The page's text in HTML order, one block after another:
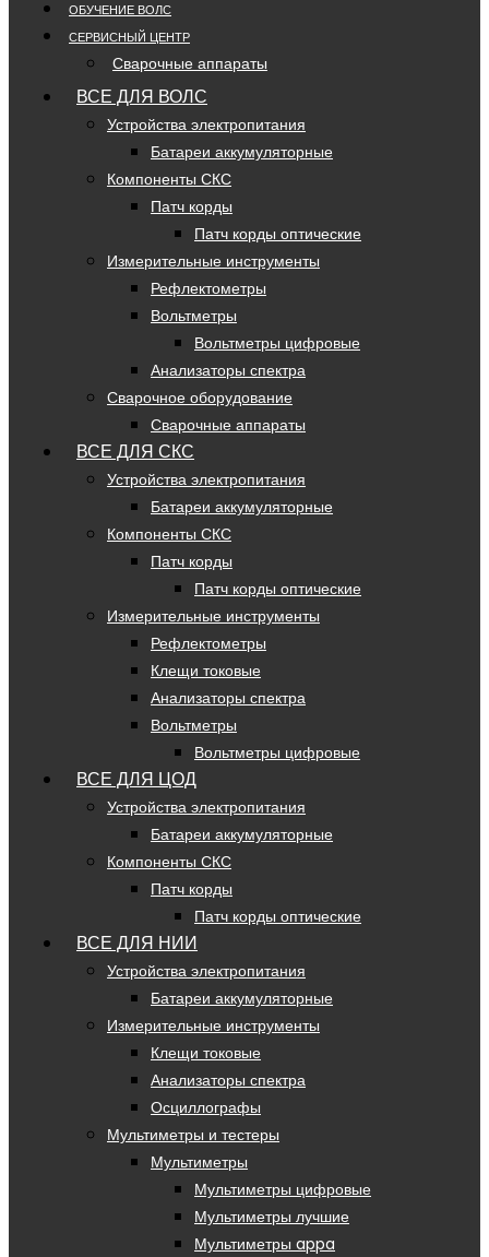
ОБУЧЕНИЕ ВОЛС
СЕРВИСНЫЙ ЦЕНТР
Сварочные аппараты
ВСЕ ДЛЯ ВОЛС
Устройства электропитания
Батареи аккумуляторные
Компоненты СКС
Патч корды
Патч корды оптические
Измерительные инструменты
Рефлектометры
Вольтметры
Вольтметры цифровые
Анализаторы спектра
Сварочное оборудование
Сварочные аппараты
ВСЕ ДЛЯ СКС
Устройства электропитания
Батареи аккумуляторные
Компоненты СКС
Патч корды
Патч корды оптические
Измерительные инструменты
Рефлектометры
Клещи токовые
Анализаторы спектра
Вольтметры
Вольтметры цифровые
ВСЕ ДЛЯ ЦОД
Устройства электропитания
Батареи аккумуляторные
Компоненты СКС
Патч корды
Патч корды оптические
ВСЕ ДЛЯ НИИ
Устройства электропитания
Батареи аккумуляторные
Измерительные инструменты
Клещи токовые
Анализаторы спектра
Осциллографы
Мультиметры и тестеры
Мультиметры
Мультиметры цифровые
Мультиметры лучшие
Мультиметры appa